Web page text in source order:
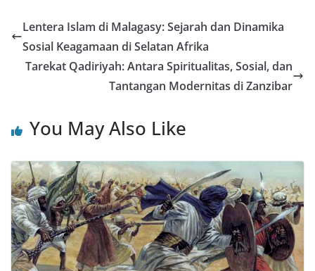
Lentera Islam di Malagasy: Sejarah dan Dinamika
Sosial Keagamaan di Selatan Afrika
Tarekat Qadiriyah: Antara Spiritualitas, Sosial, dan
Tantangan Modernitas di Zanzibar
You May Also Like